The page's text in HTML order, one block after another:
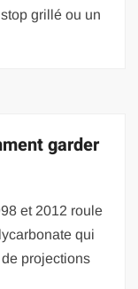
grillé ou un
garder
et 2012 roule
qui
projections